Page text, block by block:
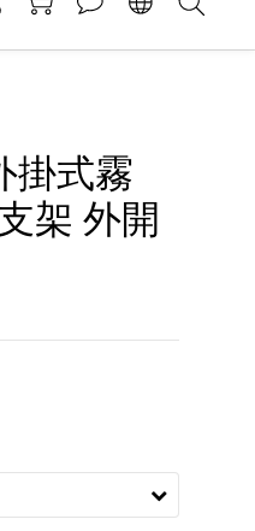
掛式霧
架 外開